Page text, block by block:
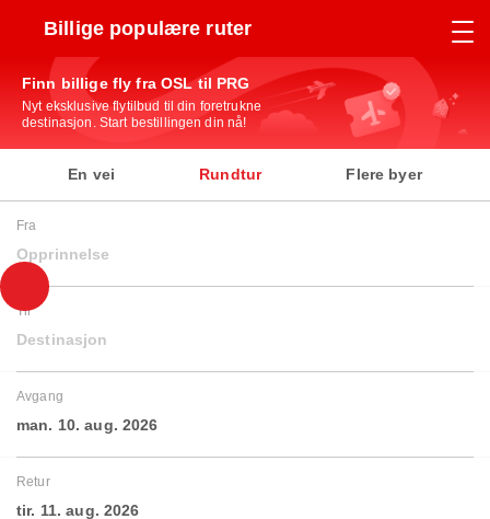
Billige populære ruter
Finn billige fly fra OSL til PRG
Nyt eksklusive flytilbud til din foretrukne
destinasjon. Start bestillingen din nå!
En vei Rundtur Flere byer
Fra
Opprinnelse
Til
Destinasjon
Avgang
man. 10. aug. 2026
Retur
tir. 11. aug. 2026